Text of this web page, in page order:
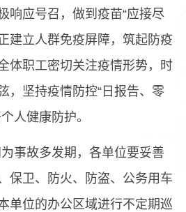
响应号召，做到疫苗“应接尽
建立人群免疫屏障，筑起防疫
体职工密切关注疫情形势，时
，坚持疫情防控“日报告、零
人健康防护。
事故多发期，各单位要妥善
保卫、防火、防盗、公务用车
单位的办公区域进行不定期巡